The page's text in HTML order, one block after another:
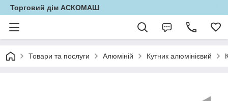
Торговий дім АСКОМАШ
Товари та послуги Алюміній Кутник алюмінієвий